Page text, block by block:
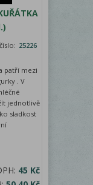
25226
patří mezi
. V
jednotlivě
sladkost
45 Kč